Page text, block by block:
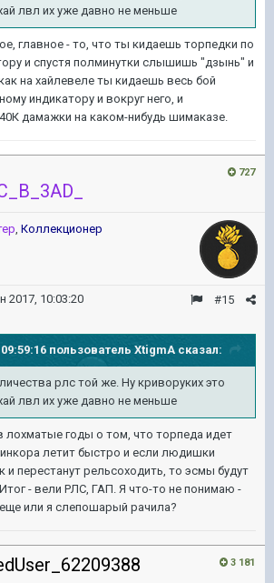
лвл их уже давно не меньше
главное - то, что ты кидаешь торпедки по
и спустя полминутки слышишь "дзынь" и
на хайлевеле ты кидаешь весь бой
индикатору и вокруг него, и
дамажки на каком-нибудь шимаказе.
727
, Коллекционер
#15
2017, 10:03:20
пользователь XtigmA сказал:
рлс той же. Ну криворуких это
лвл их уже давно не меньше
лохматые годы о том, что торпеда идет
летит быстро и если людишки
и перестанут рельсоходить, то эсмы будут
- вели РЛС, ГАП. Я что-то не понимаю -
или я слепошарый рачила?
3 181